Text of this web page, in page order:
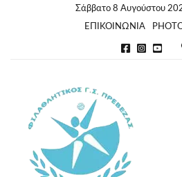
Σάββατο 8 Αυγούστου
ΕΠΙΚΟΙΝΩΝΙΑ